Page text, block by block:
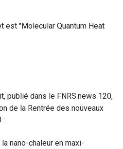
est "Molecular Quantum Heat
publié dans le FNRS.news 120,
de la Rentrée des nouveaux
:
nano-chaleur en maxi-